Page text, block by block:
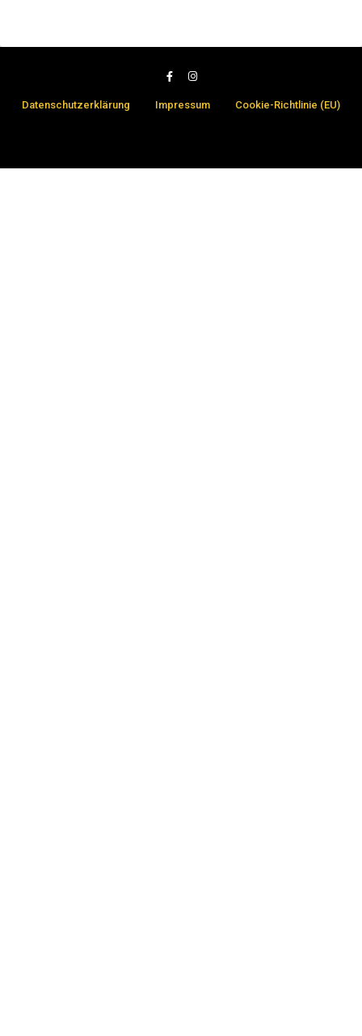
Datenschutzerklärung Impressum Cookie-Richtlinie (EU)